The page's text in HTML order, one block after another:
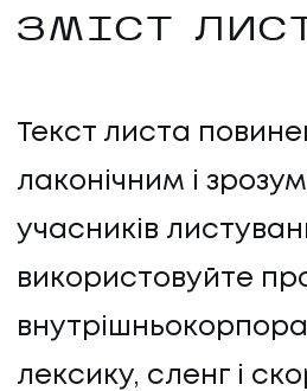
ЗМІСТ
Текст листа
лаконічним і
учасників
використовуйте
лексику, сленг і